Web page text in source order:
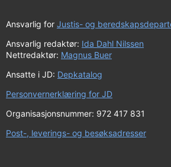
Ansvarlig for Justis- og
Ansvarlig redaktør: Ida Dahl Nilssen
Nettredaktør: Magnus Buer
Ansatte i JD: Depkatalog
Personvernerklæring for JD
Organisasjonsnummer: 972 417 831
Post-, leverings- og besøksadresser